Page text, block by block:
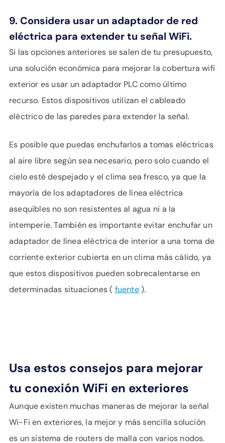
9. Considera usar un adaptador de red
eléctrica para extender tu señal WiFi.
Si las opciones anteriores se salen de tu presupuesto,
una solución económica para mejorar la cobertura wifi
exterior es usar un adaptador PLC como último
recurso. Estos dispositivos utilizan el cableado
eléctrico de las paredes para extender la señal.
Es posible que puedas enchufarlos a tomas eléctricas
al aire libre según sea necesario, pero solo cuando el
cielo esté despejado y el clima sea fresco, ya que la
mayoría de los adaptadores de línea eléctrica
asequibles no son resistentes al agua ni a la
intemperie. También es importante evitar enchufar un
adaptador de línea eléctrica de interior a una toma de
corriente exterior cubierta en un clima más cálido, ya
que estos dispositivos pueden sobrecalentarse en
determinadas situaciones ( fuente).
Usa estos consejos para mejorar
tu conexión WiFi en exteriores
Aunque existen muchas maneras de mejorar la señal
Wi-Fi en exteriores, la mejor y más sencilla solución
es un sistema de routers de malla con varios nodos.